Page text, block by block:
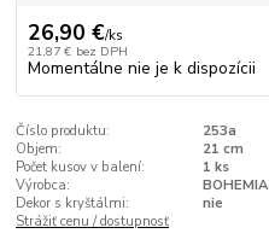
26,90 €/ks
21,87 € bez DPH
Momentálne nie je k dispozícii
Číslo produktu:
253a
Objem:
21 cm
Počet kusov v balení:
1 ks
Výrobca:
BOHEMIA
Dekor s kryštálmi:
nie
Strážiť cenu / dostupnosť